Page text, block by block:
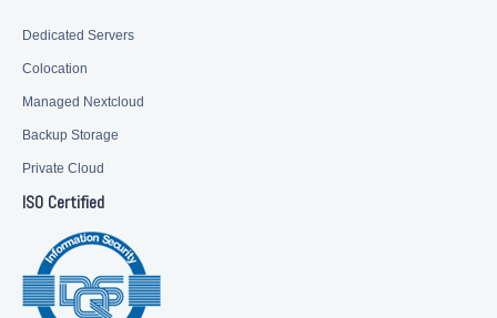
Dedicated Servers
Colocation
Managed Nextcloud
Backup Storage
Private Cloud
ISO Certified